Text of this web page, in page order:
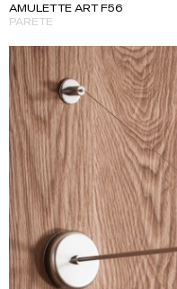
AMULETTE ART F56
PARETE